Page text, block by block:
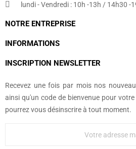
lundi - Vendredi : 10h -13h / 14h30 -
NOTRE ENTREPRISE
INFORMATIONS
INSCRIPTION NEWSLETTER
Recevez une fois par mois nos
ainsi qu'un code de bienvenue pour
pourrez vous désinscrire à tout moment.